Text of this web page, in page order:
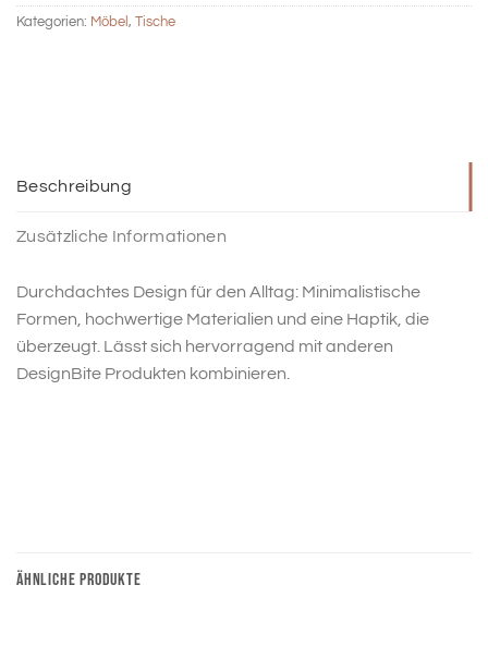
Kategorien: Möbel , Tische
Beschreibung
Zusätzliche Informationen
Durchdachtes Design für den Alltag: Minimalistische
Formen, hochwertige Materialien und eine Haptik, die
überzeugt. Lässt sich hervorragend mit anderen
DesignBite Produkten kombinieren.
ÄHNLICHE PRODUKTE